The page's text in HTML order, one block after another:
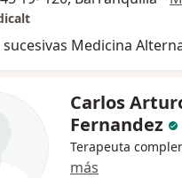
sucesivas Medicina
Carlos
Fernandez
Terapeuta
más